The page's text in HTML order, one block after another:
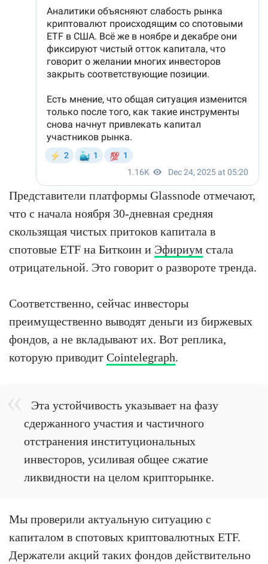
Представители платформы Glassnode отмечают,
что с начала ноября 30-дневная средняя
скользящая чистых притоков капитала в
спотовые ETF на Биткоин и Эфириум стала
отрицательной. Это говорит о развороте тренда.
Соответственно, сейчас инвесторы
преимущественно выводят деньги из биржевых
фондов, а не вкладывают их. Вот реплика,
которую приводит Cointelegraph.
Эта устойчивость указывает на фазу
сдержанного участия и частичного
отстранения институциональных
инвесторов, усиливая общее сжатие
ликвидности на целом крипторынке.
Мы проверили актуальную ситуацию с
капиталом в спотовых криптовалютных ETF.
Держатели акций таких фондов действительно